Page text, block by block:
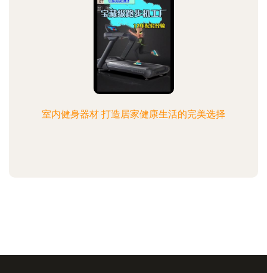
室内健身器材 打造居家健康生活的完美选择